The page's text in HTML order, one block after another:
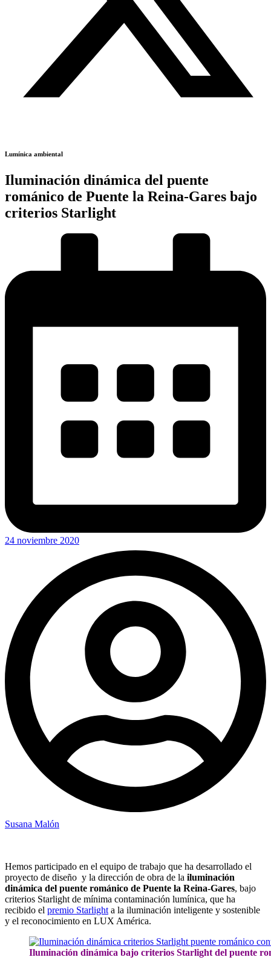
Lumínica ambiental
Iluminación dinámica del puente
románico de Puente la Reina-Gares bajo
criterios Starlight
24 noviembre 2020
Susana Malón
Hemos participado en el equipo de trabajo que ha desarrollado el
proyecto de diseño y la dirección de obra de la iluminación
dinámica del puente románico de Puente la Reina-Gares, bajo
criterios Starlight de mínima contaminación lumínica, que ha
recibido el premio Starlight a la iluminación inteligente y sostenible
y el reconocimiento en LUX América.
Iluminación dinámica bajo criterios Starlight del puente